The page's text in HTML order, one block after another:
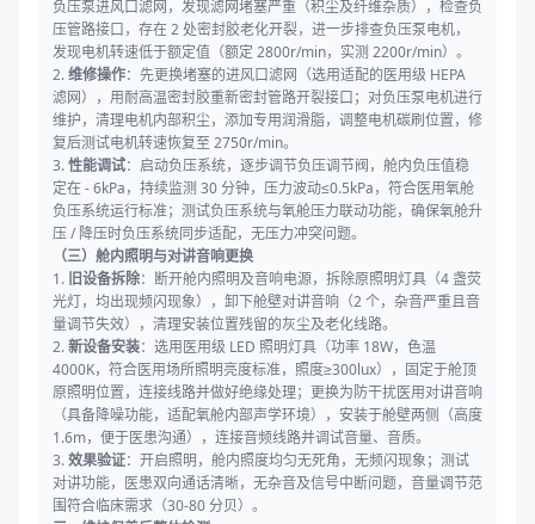
负压泵进风口滤网，发现滤网堵塞严重（积尘及纤维杂质），检查负
压管路接口，存在 2 处密封胶老化开裂，进一步排查负压泵电机，
发现电机转速低于额定值（额定 2800r/min，实测 2200r/min）。
2.维修操作：先更换堵塞的进风口滤网（选用适配的医用级 HEPA
滤网），用耐高温密封胶重新密封管路开裂接口；对负压泵电机进行
维护，清理电机内部积尘，添加专用润滑脂，调整电机碳刷位置，修
复后测试电机转速恢复至 2750r/min。
3.性能调试：启动负压系统，逐步调节负压调节阀，舱内负压值稳
定在 - 6kPa，持续监测 30 分钟，压力波动≤0.5kPa，符合医用氧舱
负压系统运行标准；测试负压系统与氧舱压力联动功能，确保氧舱升
压 / 降压时负压系统同步适配，无压力冲突问题。
（三）舱内照明与对讲音响更换
1. 旧设备拆除：断开舱内照明及音响电源，拆除原照明灯具（4 盏荧
光灯，均出现频闪现象），卸下舱壁对讲音响（2 个，杂音严重且音
量调节失效），清理安装位置残留的灰尘及老化线路。
2.新设备安装：选用医用级 LED 照明灯具（功率 18W，色温
4000K，符合医用场所照明亮度标准，照度≥300lux），固定于舱顶
原照明位置，连接线路并做好绝缘处理；更换为防干扰医用对讲音响
（具备降噪功能，适配氧舱内部声学环境），安装于舱壁两侧（高度
1.6m，便于医患沟通），连接音频线路并调试音量、音质。
3.效果验证：开启照明，舱内照度均匀无死角，无频闪现象；测试
对讲功能，医患双向通话清晰，无杂音及信号中断问题，音量调节范
围符合临床需求（30-80 分贝）。